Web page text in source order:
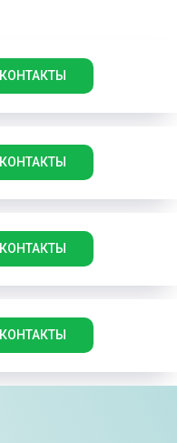
КОНТАКТЫ
КОНТАКТЫ
КОНТАКТЫ
КОНТАКТЫ